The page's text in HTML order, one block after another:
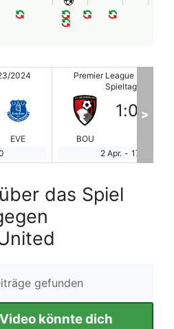
2024
CRY
Premier League 2023/
Spieltag 31
BUR
1:1
2 Apr. - 17:45
>
das Spiel
gefunden
könnte dich